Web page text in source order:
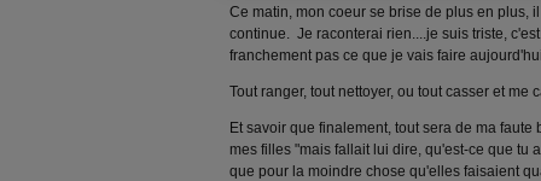
Ce matin, mon coeur se brise de plus en plus,
continue. Je raconterai rien....je suis triste,
franchement pas ce que je vais faire
Tout ranger, tout nettoyer, ou tout casser et me
Et savoir que finalement, tout sera de ma
mes filles "mais fallait lui dire, qu'est-ce que tu
que pour la moindre chose qu'elles faisaient